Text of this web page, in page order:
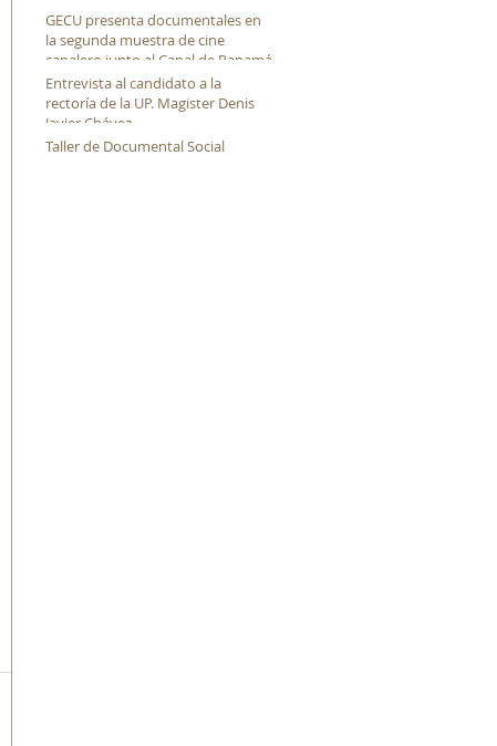
GECU presenta documentales en
la segunda muestra de cine
canalero junto al Canal de Panamá
Entrevista al candidato a la
rectoría de la UP. Magister Denis
Javier Chávez
Taller de Documental Social